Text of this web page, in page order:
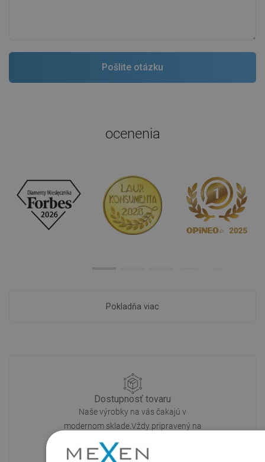
ocenenia
Pokladňa viac
Dostupnosť tovaru
Naše výrobky na vás čakajú v
modernom sklade.Vždy pripravený na
prepravu!